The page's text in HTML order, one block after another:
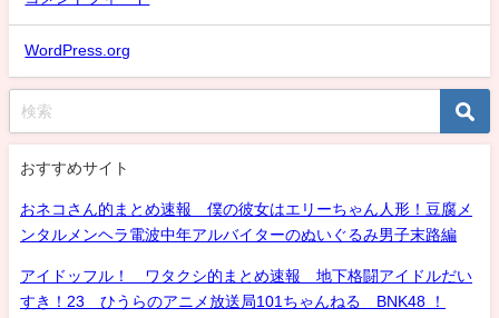
WordPress.org
おすすめサイト
おネコさん的まとめ速報 僕の彼女はエリーちゃん人形！豆腐メ
ンタルメンヘラ電波中年アルバイターのぬいぐるみ男子末路編
アイドッフル！ ワタクシ的まとめ速報 地下格闘アイドルだい
すき！23 ひうらのアニメ放送局101ちゃんねる BNK48 ！